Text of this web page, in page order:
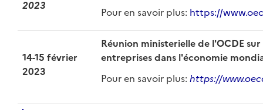
2023
Pour en savoir plus: https://
14-15 février
2023
Réunion ministerielle de l'OCDEsur
entreprises dans l'économie
Pour en savoir plus: https://